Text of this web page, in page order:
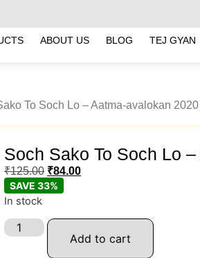
ABOUT US BLOG TEJ GYAN
To Soch Lo – Aatma-avalokan
Soch Sako To Soch Lo
₹125.00 ₹84.00
SAVE 33%
In stock
Add to cart